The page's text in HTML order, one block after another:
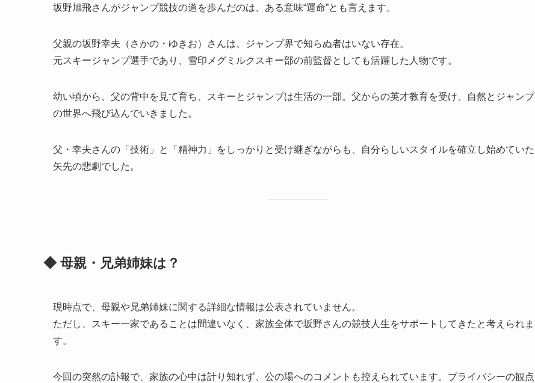
坂野旭飛さんがジャンプ競技の道を歩んだのは、ある意味“運命”とも言えます。
父親の坂野幸夫（さかの・ゆきお）さんは、ジャンプ界で知らぬ者はいない存在。
元スキージャンプ選手であり、雪印メグミルクスキー部の前監督としても活躍した人物です。
幼い頃から、父の背中を見て育ち、スキーとジャンプは生活の一部。父からの英才教育を受け、自然とジャンプ
の世界へ飛び込んでいきました。
父・幸夫さんの「技術」と「精神力」をしっかりと受け継ぎながらも、自分らしいスタイルを確立し始めていた
矢先の悲劇でした。
◆ 母親・兄弟姉妹は？
現時点で、母親や兄弟姉妹に関する詳細な情報は公表されていません。
ただし、スキー一家であることは間違いなく、家族全体で坂野さんの競技人生をサポートしてきたと考えられま
す。
今回の突然の訃報で、家族の心中は計り知れず、公の場へのコメントも控えられています。プライバシーの観点